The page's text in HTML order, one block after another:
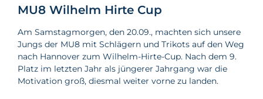
MU8 Wilhelm Hirte Cup
Am Samstagmorgen, den 20.09., machten sich unsere
Jungs der MU8 mit Schlägern und Trikots auf den Weg
nach Hannover zum Wilhelm-Hirte-Cup. Nach dem 9.
Platz im letzten Jahr als jüngerer Jahrgang war die
Motivation groß, diesmal weiter vorne zu landen.